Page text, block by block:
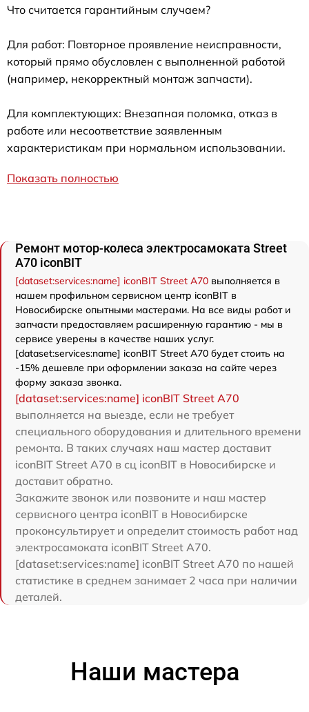
Что считается гарантийным случаем?
Для работ: Повторное проявление неисправности,
который прямо обусловлен с выполненной работой
(например, некорректный монтаж запчасти).
Для комплектующих: Внезапная поломка, отказ в
работе или несоответствие заявленным
характеристикам при нормальном использовании.
Показать полностью
Ремонт мотор-колеса электросамоката Street
A70 iconBIT
[dataset:services:name] iconBIT Street A70 выполняется в
нашем профильном сервисном центр iconBIT в
Новосибирске опытными мастерами. На все виды работ и
запчасти предоставляем расширенную гарантию - мы в
сервисе уверены в качестве наших услуг.
[dataset:services:name] iconBIT Street A70 будет стоить на
-15% дешевле при оформлении заказа на сайте через
форму заказа звонка.
[dataset:services:name] iconBIT Street A70
выполняется на выезде, если не требует
специального оборудования и длительного времени
ремонта. В таких случаях наш мастер доставит
iconBIT Street A70 в сц iconBIT в Новосибирске и
доставит обратно.
Закажите звонок или позвоните и наш мастер
сервисного центра iconBIT в Новосибирске
проконсультирует и определит стоимость работ над
электросамоката iconBIT Street A70.
[dataset:services:name] iconBIT Street A70 по нашей
статистике в среднем занимает 2 часа при наличии
деталей.
Наши мастера